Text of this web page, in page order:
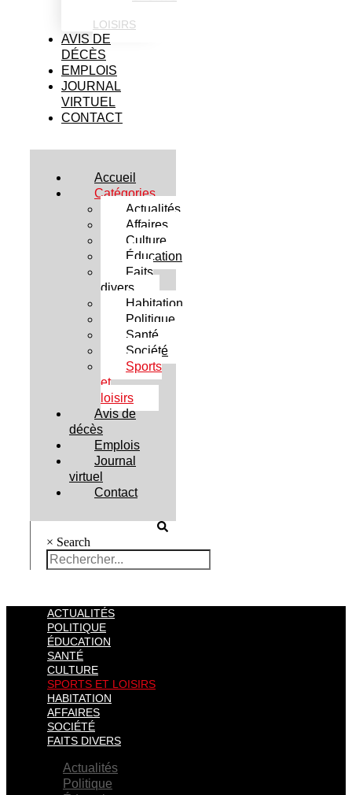
LOISIRS
AVIS DE
DÉCÈS
EMPLOIS
JOURNAL
VIRTUEL
CONTACT
Accueil
Catégories
Actualités
Affaires
Culture
Éducation
Faits
divers
Habitation
Politique
Santé
Société
Sports
et
loisirs
Avis de
décès
Emplois
Journal
virtuel
Contact
× Search
ACTUALITÉS
POLITIQUE
ÉDUCATION
SANTÉ
CULTURE
SPORTS ET LOISIRS
HABITATION
AFFAIRES
SOCIÉTÉ
FAITS DIVERS
Actualités
Politique